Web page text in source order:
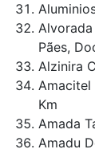
Pães,
Alzinira
Amacitel
Km
Amada
Amadu